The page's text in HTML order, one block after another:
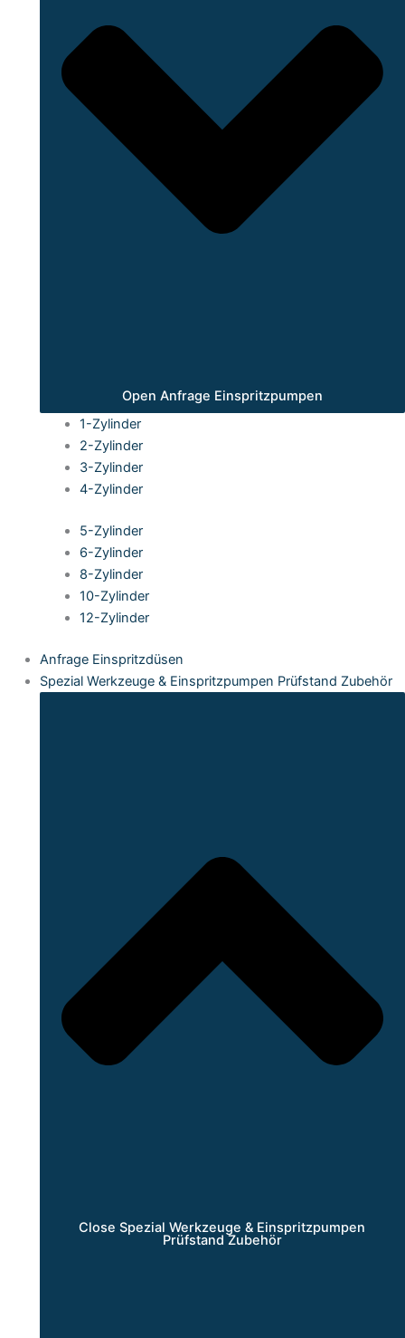
Open Anfrage Einspritzpumpen
1-Zylinder
2-Zylinder
3-Zylinder
4-Zylinder
5-Zylinder
6-Zylinder
8-Zylinder
10-Zylinder
12-Zylinder
Anfrage Einspritzdüsen
Spezial Werkzeuge & Einspritzpumpen Prüfstand Zubehör
Close Spezial Werkzeuge & Einspritzpumpen
Prüfstand Zubehör